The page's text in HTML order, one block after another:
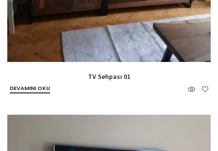
TV Sehpası 01
DEVAMINI OKU